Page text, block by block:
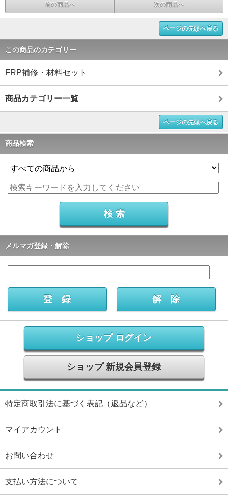
前の商品へ 次の商品へ
ページの先頭へ戻る
この商品のカテゴリー
FRP補修・材料セット
商品カテゴリー一覧
ページの先頭へ戻る
商品検索
メルマガ登録・解除
ショップ ログイン
ショップ 新規会員登録
特定商取引法に基づく表記（返品など）
マイアカウント
お問い合わせ
支払い方法について